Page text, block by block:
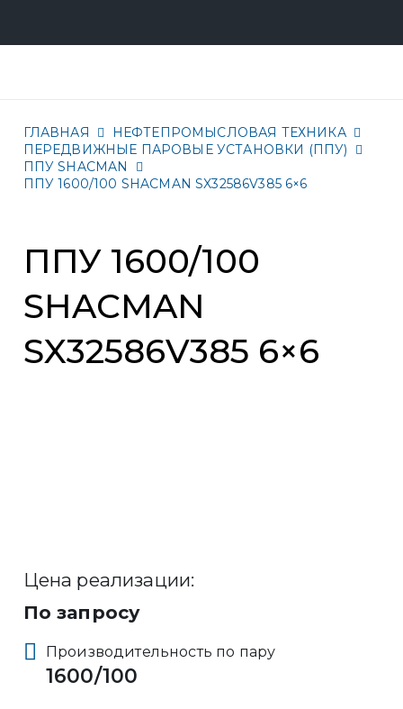
ГЛАВНАЯ
НЕФТЕПРОМЫСЛОВАЯ ТЕХНИКА
ПЕРЕДВИЖНЫЕ ПАРОВЫЕ УСТАНОВКИ (ППУ)
ППУ SHACMAN
ППУ 1600/100 SHACMAN SX32586V385 6×6
ППУ 1600/100
SHACMAN
SX32586V385 6×6
Цена реализации:
По запросу
Производительность по пару
1600/100